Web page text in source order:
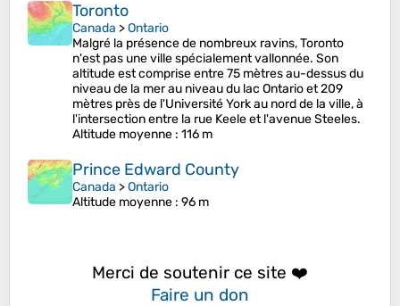
Toronto
Canada >Ontario
Malgré la présence de nombreux ravins, Toronto
n'est pas une ville spécialement vallonnée. Son
altitude est comprise entre 75 mètres au-dessus du
niveau de la mer au niveau du lac Ontario et 209
mètres près de l'Université York au nord de la ville, à
l'intersection entre la rue Keele et l'avenue Steeles.
Altitude moyenne : 116 m
Prince Edward County
Canada >Ontario
Altitude moyenne : 96 m
Merci de soutenir ce site ❤️
Faire un don